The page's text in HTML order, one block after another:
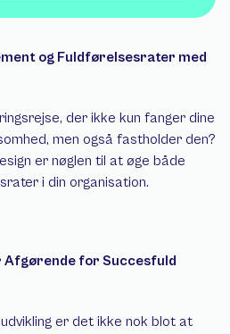
og Fuldførelsesrater med
der ikke kun fanger dine
men også fastholder den?
er nøglen til at øge både
i din organisation.
Afgørende for Succesfuld
er det ikke nok blot at